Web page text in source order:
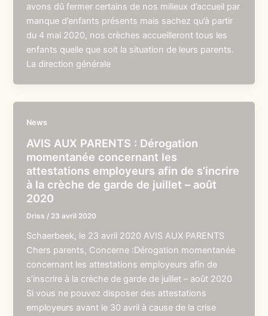
avons dû fermer certains de nos milieux d’accueil par
manque d’enfants présents mais sachez qu’à partir
du 4 mai 2020, nos crèches accueilleront tous les
enfants quelle que soit la situation de leurs parents.
La direction générale
News
AVIS AUX PARENTS : Dérogation
momentanée concernant les
attestations employeurs afin de s’incrire
à la crèche de garde de juillet – août
2020
Driss / 23 avril 2020
Schaerbeek, le 23 avril 2020 AVIS AUX PARENTS
Chers parents, Concerne :Dérogation momentanée
concernant les attestations employeurs afin de
s’inscrire à la crèche de garde de juillet – août 2020
Si vous ne pouvez disposer des attestations
employeurs avant le 30 avril à cause de la crise